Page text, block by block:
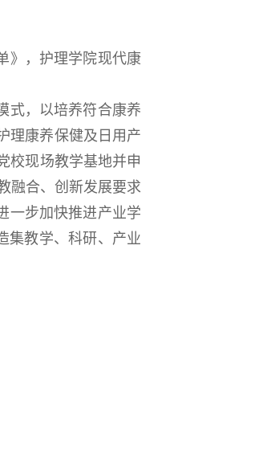
》，护理学院现代康
式，以培养符合康养
理康养保健及日用产
校现场教学基地并申
融合、创新发展要求
一步加快推进产业学
集教学、科研、产业